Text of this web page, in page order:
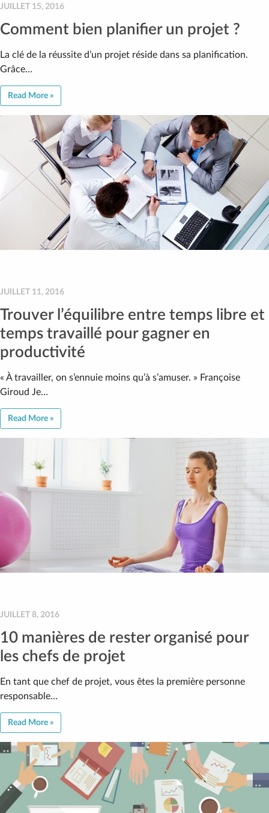
JUILLET 15, 2016
Comment bien planifier un projet ?
La clé de la réussite d’un projet réside dans sa planification.
Grâce…
Read More »
JUILLET 11, 2016
Trouver l’équilibre entre temps libre et
temps travaillé pour gagner en
productivité
« À travailler, on s’ennuie moins qu’à s’amuser. » Françoise
Giroud Je…
Read More »
JUILLET 8, 2016
10 manières de rester organisé pour
les chefs de projet
En tant que chef de projet, vous êtes la première personne
responsable…
Read More »